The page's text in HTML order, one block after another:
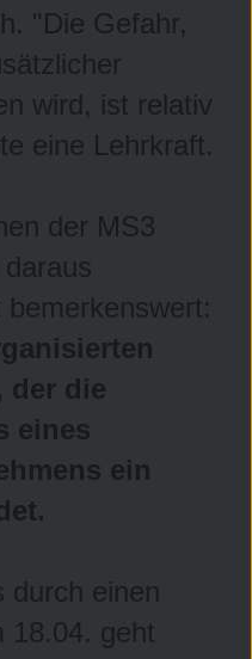
"Die Gefahr,
wird, ist relativ
eine Lehrkraft.
der MS3
der die
eines
ein
durch einen
18.04. geht